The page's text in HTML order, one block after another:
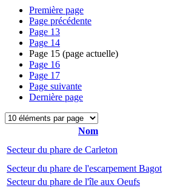
Première page
Page précédente
Page 13
Page 14
Page 15 (page actuelle)
Page 16
Page 17
Page suivante
Dernière page
Nom
Secteur du phare de Carleton
Secteur du phare de l'escarpement Bagot
Secteur du phare de l'île aux Oeufs